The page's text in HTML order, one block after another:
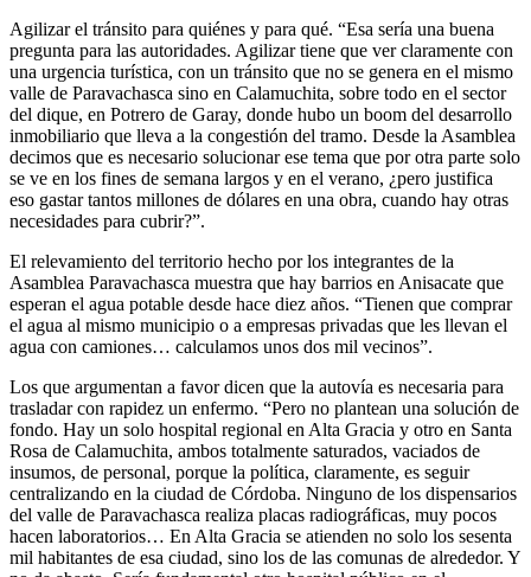
Agilizar el tránsito para quiénes y para qué. “Esa sería una buena
pregunta para las autoridades. Agilizar tiene que ver claramente con
una urgencia turística, con un tránsito que no se genera en el mismo
valle de Paravachasca sino en Calamuchita, sobre todo en el sector
del dique, en Potrero de Garay, donde hubo un boom del desarrollo
inmobiliario que lleva a la congestión del tramo. Desde la Asamblea
decimos que es necesario solucionar ese tema que por otra parte solo
se ve en los fines de semana largos y en el verano, ¿pero justifica
eso gastar tantos millones de dólares en una obra, cuando hay otras
necesidades para cubrir?”.
El relevamiento del territorio hecho por los integrantes de la
Asamblea Paravachasca muestra que hay barrios en Anisacate que
esperan el agua potable desde hace diez años. “Tienen que comprar
el agua al mismo municipio o a empresas privadas que les llevan el
agua con camiones… calculamos unos dos mil vecinos”.
Los que argumentan a favor dicen que la autovía es necesaria para
trasladar con rapidez un enfermo. “Pero no plantean una solución de
fondo. Hay un solo hospital regional en Alta Gracia y otro en Santa
Rosa de Calamuchita, ambos totalmente saturados, vaciados de
insumos, de personal, porque la política, claramente, es seguir
centralizando en la ciudad de Córdoba. Ninguno de los dispensarios
del valle de Paravachasca realiza placas radiográficas, muy pocos
hacen laboratorios… En Alta Gracia se atienden no solo los sesenta
mil habitantes de esa ciudad, sino los de las comunas de alrededor. Y